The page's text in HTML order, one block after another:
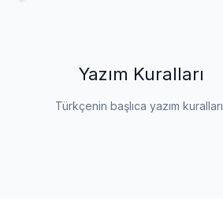
Yazım Kuralları
Türkçenin başlıca yazım kuralları